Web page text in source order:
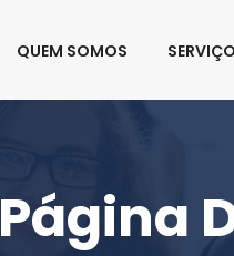
QUEM SOMOS
Página